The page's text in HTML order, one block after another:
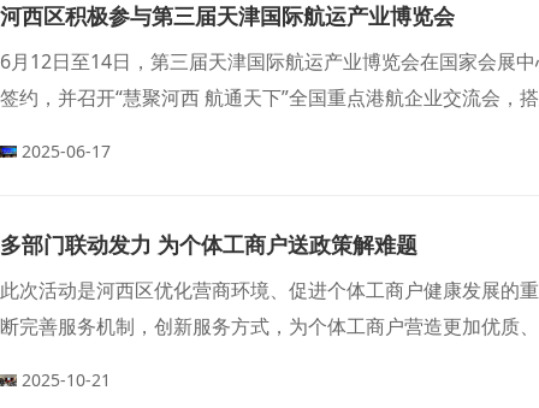
河西区积极参与第三届天津国际航运产业博览会
6月12日至14日，第三届天津国际航运产业博览会在国家会展
签约，并召开“慧聚河西 航通天下”全国重点港航企业交流会，
2025-06-17
多部门联动发力 为个体工商户送政策解难题
此次活动是河西区优化营商环境、促进个体工商户健康发展的
断完善服务机制，创新服务方式，为个体工商户营造更加优质
2025-10-21